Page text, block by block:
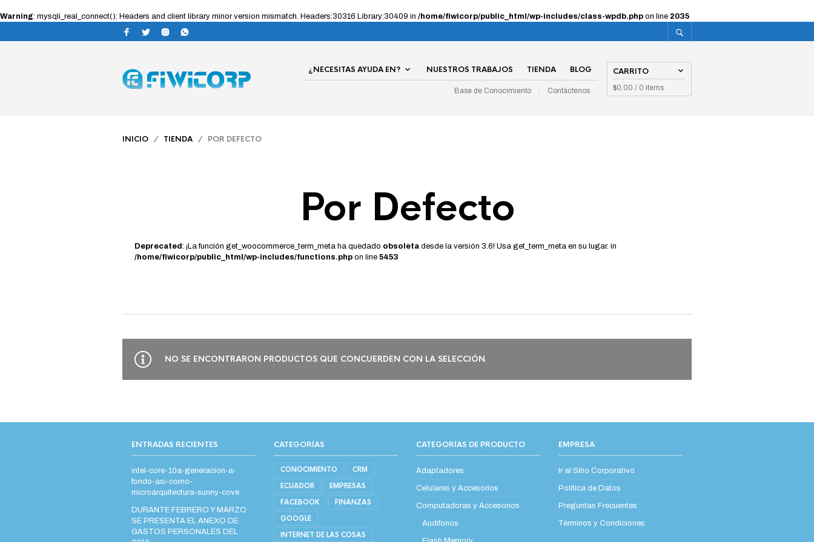
Warning: mysqli_real_connect(): Headers and client library minor version mismatch. Headers:30316 Library:30409 in /home/fiwicorp/public_html/wp-includes/class-wpdb.php on line 2035
¿NECESITAS AYUDA EN? NUESTROS TRABAJOS TIENDA BLOG
Base de Conocimiento Contáctenos
CARRITO
$0.00 / 0 items
INICIO / TIENDA / POR DEFECTO
Por Defecto
Deprecated: ¡La función get_woocommerce_term_meta ha quedado obsoleta desde la versión 3.6! Usa get_term_meta en su lugar. in
/home/fiwicorp/public_html/wp-includes/functions.php on line 5453
NO SE ENCONTRARON PRODUCTOS QUE CONCUERDEN CON LA SELECCIÓN.
ENTRADAS RECIENTES
intel-core-10a-generacion-a-
fondo-asi-como-
microarquitectura-sunny-cove
DURANTE FEBRERO Y MARZO
SE PRESENTA EL ANEXO DE
GASTOS PERSONALES DEL
CATEGORÍAS
CONOCIMIENTO
CRM
ECUADOR
EMPRESAS
FACEBOOK
FINANZAS
GOOGLE
INTERNET DE LAS COSAS
CATEGORÍAS DE PRODUCTO
Adaptadores
Celulares y Accesorios
Computadoras y Accesorios
Audifonos
EMPRESA
Ir al Sitio Corporativo
Política de Datos
Preguntas Frecuentes
Términos y Condiciones